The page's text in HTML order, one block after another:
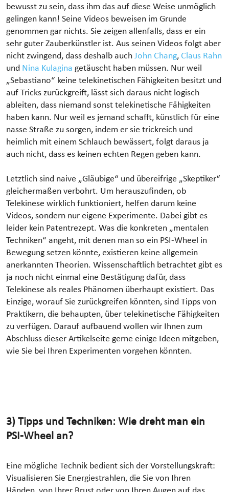
bewusst zu sein, dass ihm das auf diese Weise unmöglich
gelingen kann! Seine Videos beweisen im Grunde
genommen gar nichts. Sie zeigen allenfalls, dass er ein
sehr guter Zauberkünstler ist. Aus seinen Videos folgt aber
nicht zwingend, dass deshalb auch John Chang, Claus Rahn
und Nina Kulagina getäuscht haben müssen. Nur weil
„Sebastiano“ keine telekinetischen Fähigkeiten besitzt und
auf Tricks zurückgreift, lässt sich daraus nicht logisch
ableiten, dass niemand sonst telekinetische Fähigkeiten
haben kann. Nur weil es jemand schafft, künstlich für eine
nasse Straße zu sorgen, indem er sie trickreich und
heimlich mit einem Schlauch bewässert, folgt daraus ja
auch nicht, dass es keinen echten Regen geben kann.
Letztlich sind naive „Gläubige“ und übereifrige „Skeptiker“
gleichermaßen verbohrt. Um herauszufinden, ob
Telekinese wirklich funktioniert, helfen darum keine
Videos, sondern nur eigene Experimente. Dabei gibt es
leider kein Patentrezept. Was die konkreten „mentalen
Techniken“ angeht, mit denen man so ein PSI-Wheel in
Bewegung setzen könnte, existieren keine allgemein
anerkannten Theorien. Wissenschaftlich betrachtet gibt es
ja noch nicht einmal eine Bestätigung dafür, dass
Telekinese als reales Phänomen überhaupt existiert. Das
Einzige, worauf Sie zurückgreifen könnten, sind Tipps von
Praktikern, die behaupten, über telekinetische Fähigkeiten
zu verfügen. Darauf aufbauend wollen wir Ihnen zum
Abschluss dieser Artikelseite gerne einige Ideen mitgeben,
wie Sie bei Ihren Experimenten vorgehen könnten.
3) Tipps und Techniken: Wie dreht man ein
PSI-Wheel an?
Eine mögliche Technik bedient sich der Vorstellungskraft:
Visualisieren Sie Energiestrahlen, die Sie von Ihren